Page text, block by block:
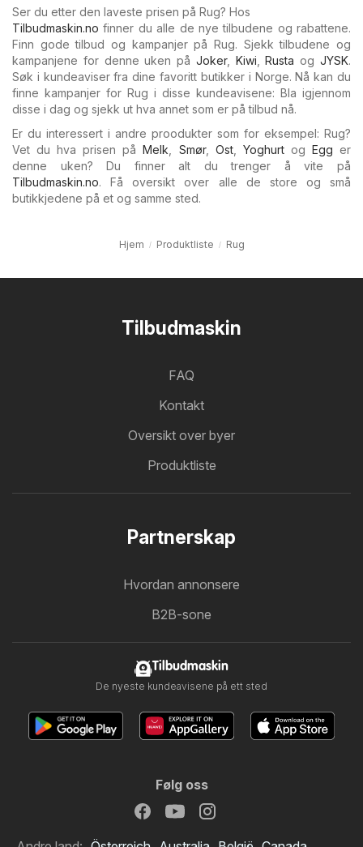
Ser du etter den laveste prisen på Rug? Hos
Tilbudmaskin.no finner du alle de nye tilbudene og rabattene.
Finn gode tilbud og kampanjer på Rug. Sjekk tilbudene og
kampanjene for denne uken på Joker, Kiwi ,Rusta ogJYSK.
Søk i kundeaviser fra dine favoritt butikker i Norge. Nå kan du
finne kampanjer for Rug i disse kundeavisene: Bla igjennom
disse i dag og sjekk ut hva annet som er på tilbud nå.
Er du interessert i andre proodukter som for eksempel: Rug?
Vet du hva prisen påMelk Smør, Ost, Yoghurtog Egg er
denne uken? Du finner alt du trenger å vite på
Tilbudmaskin.no. Få oversikt over alle de store og små
butikkjedene på et og samme sted.
Hjem Produktliste Rug
Tilbudmaskin
FAQ
Kontakt
Oversikt over byer
Produktliste
Partnerskap
Hvordan annonsere
B2B-sone
Tilbudmaskin
De nyeste kundeavisene på ett sted
Følg oss